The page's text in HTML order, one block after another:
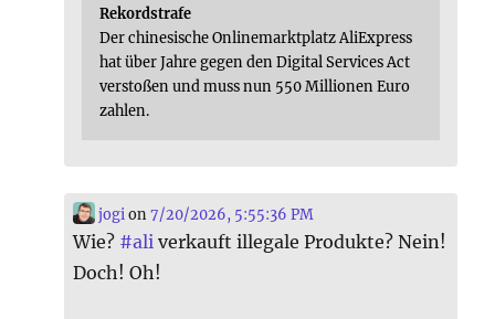
Rekordstrafe
Der chinesische Onlinemarktplatz AliExpress
hat über Jahre gegen den Digital Services Act
verstoßen und muss nun 550 Millionen Euro
zahlen.
jogion7/20/2026, 5:55:36 PM
Wie? #ali verkauft illegale Produkte? Nein!
Doch! Oh!